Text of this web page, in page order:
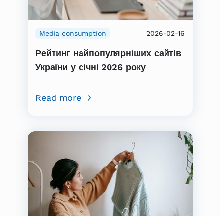
Media consumption 2026-02-16
Рейтинг найпопулярніших сайтів
України у січні 2026 року
Read more